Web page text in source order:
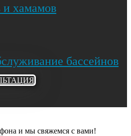
и хамамов
бассейнов
и мы свяжемся с вами!